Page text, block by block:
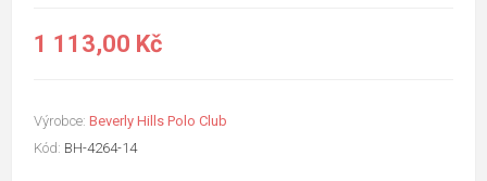
1 113,00 Kč
Výrobce: Beverly Hills Polo Club
Kód: BH-4264-14